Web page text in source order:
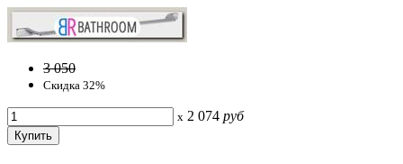
3 050
Скидка 32%
x 2 074 руб